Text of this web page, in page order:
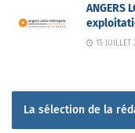
ANGERS
15 JUILLET
La sélection de la